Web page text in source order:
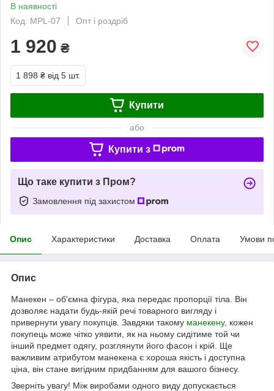
В наявності
Код: MPL-07
Опт і роздріб
1 920 ₴
1 898 ₴ від 5 шт.
Купити
або
Купити з
Що таке купити з Пром?
Замовлення під захистом
Опис Характеристики Доставка Оплата Умови
Опис
Манекен – об'ємна фігура, яка передає пропорції тіла. Він
дозволяє надати будь-якій речі товарного вигляду і
привернути увагу покупців. Завдяки такому манекену, кожен
покупець може чітко уявити, як на ньому сидітиме той чи
інший предмет одягу, розглянути його фасон і крій. Ще
важливим атрибутом манекена є хороша якість і доступна
ціна, він стане вигідним придбанням для вашого бізнесу.
Зверніть увагу! Між виробами одного виду допускається